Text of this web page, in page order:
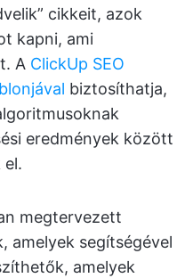
cikkeit, azok
kapni, ami
A ClickUp SEO
biztosíthatja,
eredmények között
el.
megtervezett
amelyek segítségével
amelyek